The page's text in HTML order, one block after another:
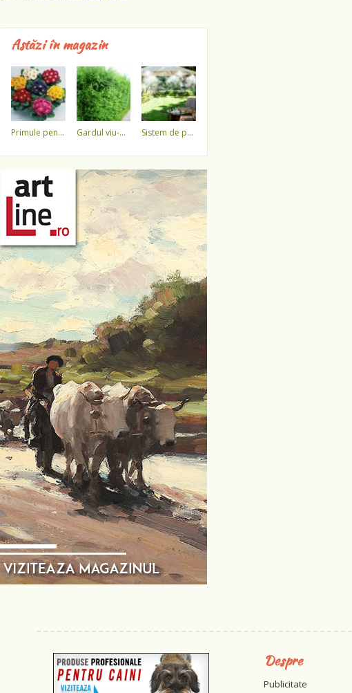
Astăzi în magazin
primule pentru 1 martie 3,5 lei / ghiveci !!!! gardul viu-minune! sistem de pulverizare a apei
Despre
Publicitate